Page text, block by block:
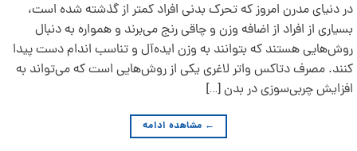
در دنیای مدرن امروز که تحرک بدنی افراد کمتر از گذشته شده است،
بسیاری از افراد از اضافه وزن و چاقی رنج می‌برند و همواره به دنبال
روش‌هایی هستند که بتوانند به وزن ایده‌آل و تناسب اندام دست پیدا
کنند. مصرف دتاکس واتر لاغری یکی از روش‌هایی است که می‌تواند به
افزایش چربی‌سوزی در بدن […]
← مشاهده ادامه